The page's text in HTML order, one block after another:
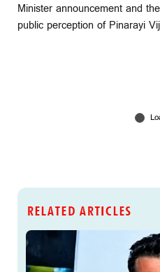
Minister announcement and
public perception of Pinarayi
RELATED ARTICLES